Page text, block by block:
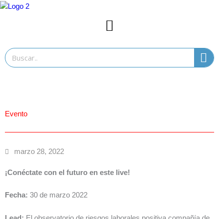
Ir
Search
Evento
marzo 28, 2022
¡Conéctate con el futuro en este live!
Fecha: 30 de marzo 2022